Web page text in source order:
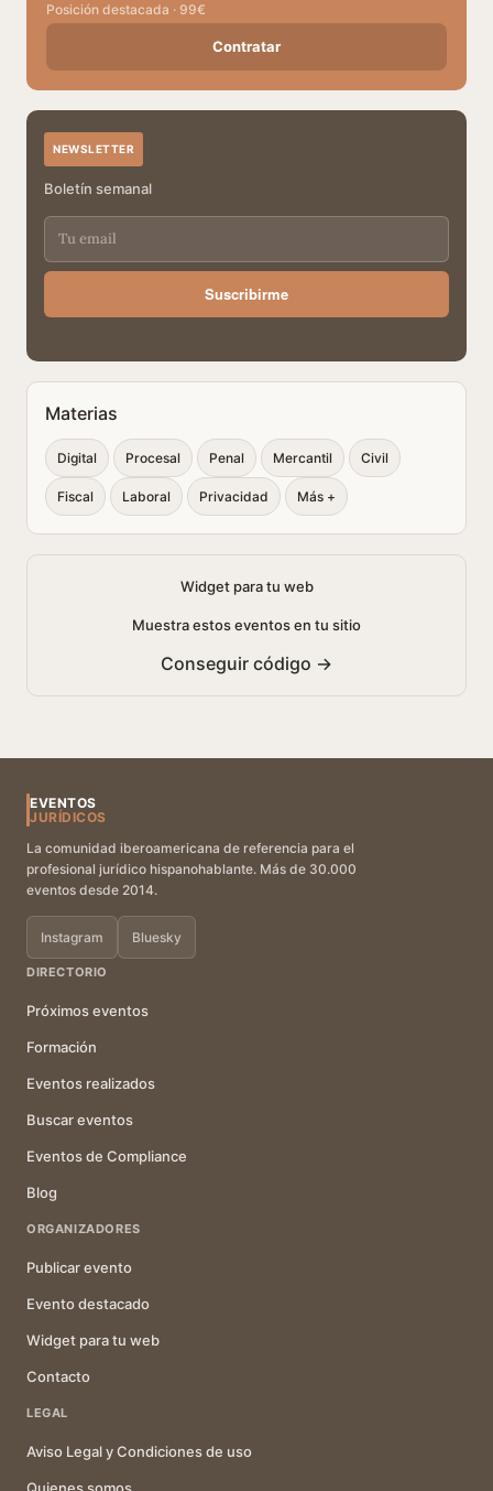
Posición destacada · 99€
Contratar
NEWSLETTER
Boletín semanal
Suscribirme
Materias
Digital Procesal Penal Mercantil Civil
Fiscal Laboral Privacidad Más +
Widget para tu web
Muestra estos eventos en tu sitio
Conseguir código →
EVENTOS
JURÍDICOS
La comunidad iberoamericana de referencia para el
profesional jurídico hispanohablante. Más de 30.000
eventos desde 2014.
Instagram Bluesky
DIRECTORIO
Próximos eventos
Formación
Eventos realizados
Buscar eventos
Eventos de Compliance
Blog
ORGANIZADORES
Publicar evento
Evento destacado
Widget para tu web
Contacto
LEGAL
Aviso Legal y Condiciones de uso